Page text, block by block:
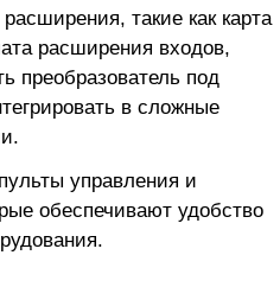
такие как карта
расширения входов,
преобразователь под
в сложные
управления и
обеспечивают удобство